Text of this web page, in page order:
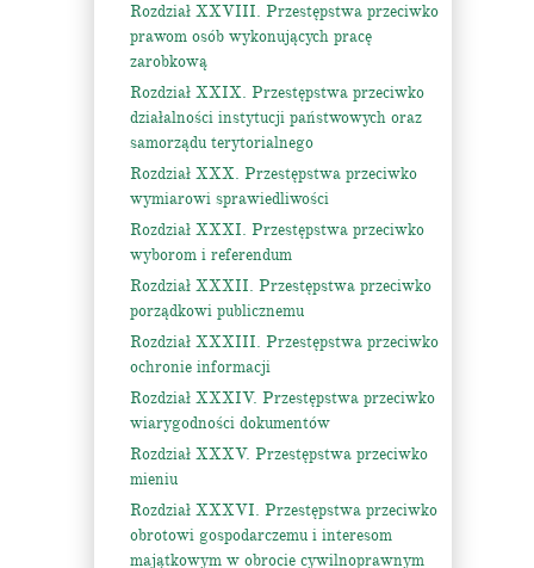
Rozdział XXVIII. Przestępstwa przeciwko
prawom osób wykonujących pracę
zarobkową
Rozdział XXIX. Przestępstwa przeciwko
działalności instytucji państwowych oraz
samorządu terytorialnego
Rozdział XXX. Przestępstwa przeciwko
wymiarowi sprawiedliwości
Rozdział XXXI. Przestępstwa przeciwko
wyborom i referendum
Rozdział XXXII. Przestępstwa przeciwko
porządkowi publicznemu
Rozdział XXXIII. Przestępstwa przeciwko
ochronie informacji
Rozdział XXXIV. Przestępstwa przeciwko
wiarygodności dokumentów
Rozdział XXXV. Przestępstwa przeciwko
mieniu
Rozdział XXXVI. Przestępstwa przeciwko
obrotowi gospodarczemu i interesom
majątkowym w obrocie cywilnoprawnym